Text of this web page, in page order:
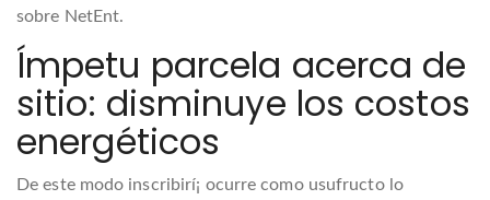
sobre NetEnt.
Ímpetu parcela acerca de
sitio: disminuye los costos
energéticos
De este modo inscribirí¡ ocurre como usufructo lo